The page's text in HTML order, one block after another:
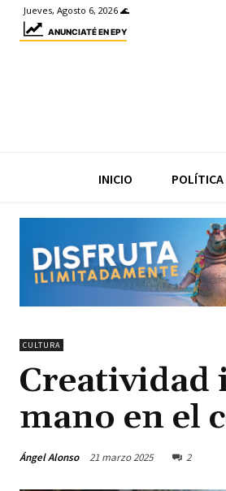
Jueves, Agosto 6, 2026 🌊
ANUNCIATÉ EN EPY
INICIO POLÍTICA
CULTURA
Creatividad
mano en el
Ángel Alonso 21 marzo 2025 2